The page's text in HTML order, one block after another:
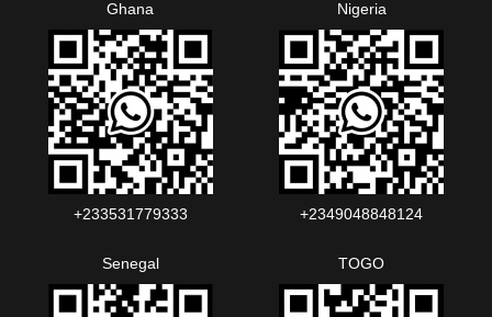
Ghana
+233531779333
Nigeria
+2349048848124‬‬‬
Senegal TOGO